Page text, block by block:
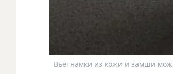
Вьетнамки из кожи и замши